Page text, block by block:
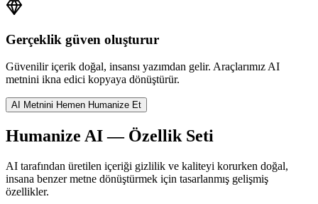
Gerçeklik güven oluşturur
Güvenilir içerik doğal, insansı yazımdan gelir. Araçlarımız AI
metnini ikna edici kopyaya dönüştürür.
AI Metnini Hemen Humanize Et
Humanize AI — Özellik Seti
AI tarafından üretilen içeriği gizlilik ve kaliteyi korurken doğal,
insana benzer metne dönüştürmek için tasarlanmış gelişmiş
özellikler.